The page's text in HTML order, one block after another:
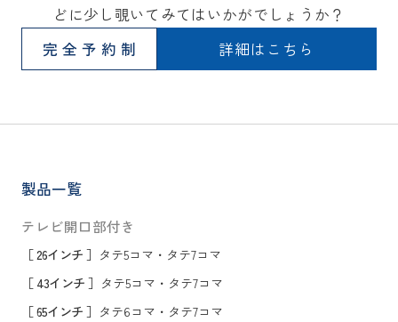
どに少し覗いてみてはいかがでしょうか？
完全予約制
詳細はこちら
製品一覧
テレビ開口部付き
［ 26インチ ］ タテ5コマ ・ タテ7コマ
［ 43インチ ］ タテ5コマ ・ タテ7コマ
［ 65インチ ］ タテ6コマ ・ タテ7コマ